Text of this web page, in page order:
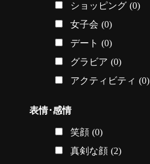
ショッピング (0)
女子会 (0)
デート (0)
グラビア (0)
アクティビティ (0)
表情･感情
笑顔 (0)
真剣な顔 (2)